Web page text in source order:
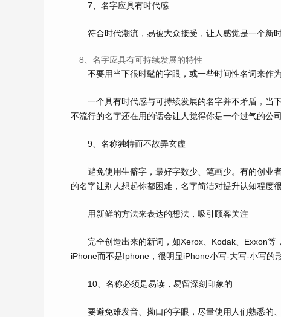
7、名字应具有时代感
符合时代潮流，易被大众接受，让人感觉是一个新时
8、名字应具有可持续发展的特性
不要用当下很时髦的字眼，或一些时间性名词来作为
一个具有时代感与可持续发展的名字并不矛盾，当下
不流行的名字还在用的话会让人觉得你是一个过气的公
9、名称独特而不故弄玄虚
避免使用生僻字，最好字数少、笔画少。有的创业
的名字让别人想起你都困难，名字简洁对提升认知程度很
用新鲜的方法来表达的想法，吸引顾客关注
完全创造出来的新词，如Xerox、Kodak、Exxon等
iPhone而不是Iphone，很明显iPhone小写-大写-小写的
10、名称必须是易读，易留深刻印象的
要避免难发音、拗口的字眼，尽量使用人们熟悉的